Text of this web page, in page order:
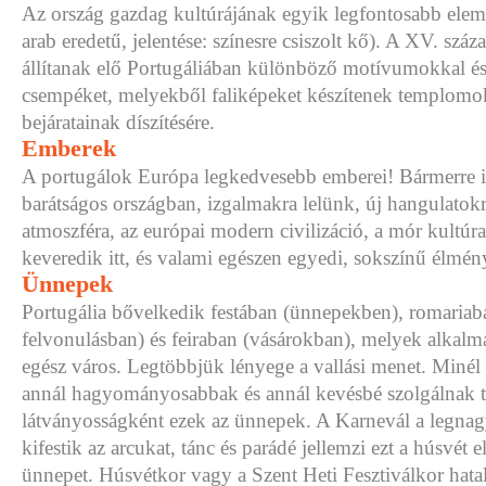
Az ország gazdag kultúrájának egyik legfontosabb
arab eredetű, jelentése: színesre csiszolt kő). A XV.
állítanak elő Portugáliában különböző motívumokkal és
csempéket, melyekből faliképeket készítenek
bejáratainak díszítésére.
Emberek
A portugálok Európa legkedvesebb emberei! Bármerre
barátságos országban, izgalmakra lelünk, új
atmoszféra, az európai modern civilizáció, a mór
keveredik itt, és valami egészen egyedi, sokszínű
Ünnepek
Portugália bővelkedik festában (ünnepekben),
felvonulásban) és feiraban (vásárokban), melyek
egész város. Legtöbbjük lényege a vallási menet.
annál hagyományosabbak és annál kevésbé szolgálnak
látványosságként ezek az ünnepek. A Karnevál a
kifestik az arcukat, tánc és parádé jellemzi ezt a húsvét
ünnepet. Húsvétkor vagy a Szent Heti Fesztiválkor